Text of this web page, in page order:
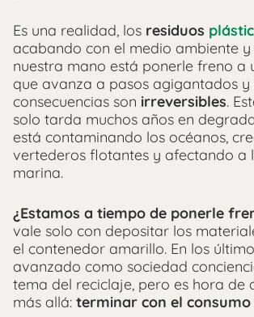
Es una realidad, los residuos
acabando con el medio ambiente y
nuestra mano está ponerle freno a
que avanza a pasos agigantados y
consecuencias son irreversibles.
solo tarda muchos años en
está contaminando los océanos,
vertederos flotantes y afectando a
marina.
¿Estamos a tiempo de ponerle
vale solo con depositar los
el contenedor amarillo. En los
avanzado como sociedad
tema del reciclaje, pero es hora de
más allá: terminar con el